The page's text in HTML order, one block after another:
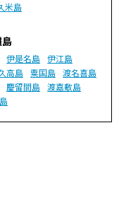
米島
伊是名島
伊江島
高島 粟国島
渡名喜島
慶留間島
渡嘉敷島